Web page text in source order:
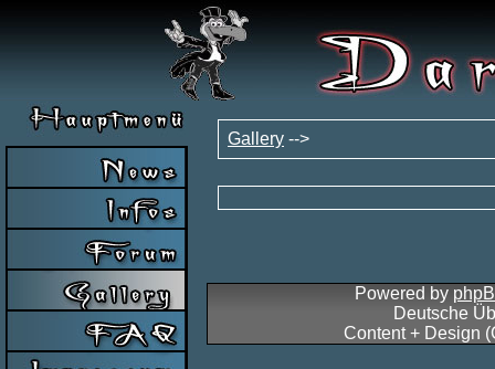
Gallery -->
Powered by
Deutsche
Content + Design